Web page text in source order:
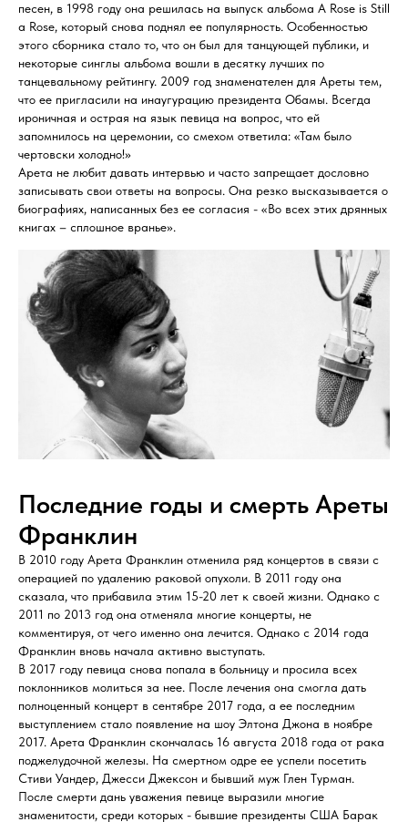
песен, в 1998 году она решилась на выпуск альбома A Rose is Still
a Rose, который снова поднял ее популярность. Особенностью
этого сборника стало то, что он был для танцующей публики, и
некоторые синглы альбома вошли в десятку лучших по
танцевальному рейтингу. 2009 год знаменателен для Ареты тем,
что ее пригласили на инаугурацию президента Обамы. Всегда
ироничная и острая на язык певица на вопрос, что ей
запомнилось на церемонии, со смехом ответила: «Там было
чертовски холодно!»
Арета не любит давать интервью и часто запрещает дословно
записывать свои ответы на вопросы. Она резко высказывается о
биографиях, написанных без ее согласия - «Во всех этих дрянных
книгах – сплошное вранье».
Последние годы и смерть Ареты
Франклин
В 2010 году Арета Франклин отменила ряд концертов в связи с
операцией по удалению раковой опухоли. В 2011 году она
сказала, что прибавила этим 15-20 лет к своей жизни. Однако с
2011 по 2013 год она отменяла многие концерты, не
комментируя, от чего именно она лечится. Однако с 2014 года
Франклин вновь начала активно выступать.
В 2017 году певица снова попала в больницу и просила всех
поклонников молиться за нее. После лечения она смогла дать
полноценный концерт в сентябре 2017 года, а ее последним
выступлением стало появление на шоу Элтона Джона в ноябре
2017. Арета Франклин скончалась 16 августа 2018 года от рака
поджелудочной железы. На смертном одре ее успели посетить
Стиви Уандер, Джесси Джексон и бывший муж Глен Турман.
После смерти дань уважения певице выразили многие
знаменитости, среди которых - бывшие президенты США Барак